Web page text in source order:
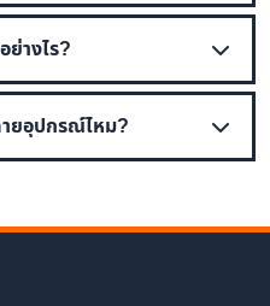
างไร?
ยอุปกรณ์ไหม?